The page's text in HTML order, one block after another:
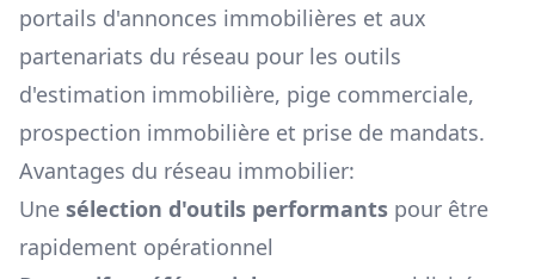
portails d'annonces immobilières et aux
partenariats du réseau pour les outils
d'estimation immobilière, pige commerciale,
prospection immobilière et prise de mandats.
Avantages du réseau immobilier:
Une sélection d'outils performants pour être
rapidement opérationnel